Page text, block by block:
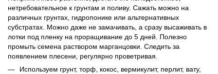
нетребовательное к грунтам и поливу. Сажать можно на
различных грунтах, гидропонике или альтернативных
субстратах. Можно даже не замачивать, а сразу высаживать в
лотки под пленку на проращивание до 5 дней. Полезно
промыть семена раствором марганцовки. Следить за
появлением плесени, регулярно проветривая.
Используем грунт, торф, кокос, вермикулит, перлит, вату,